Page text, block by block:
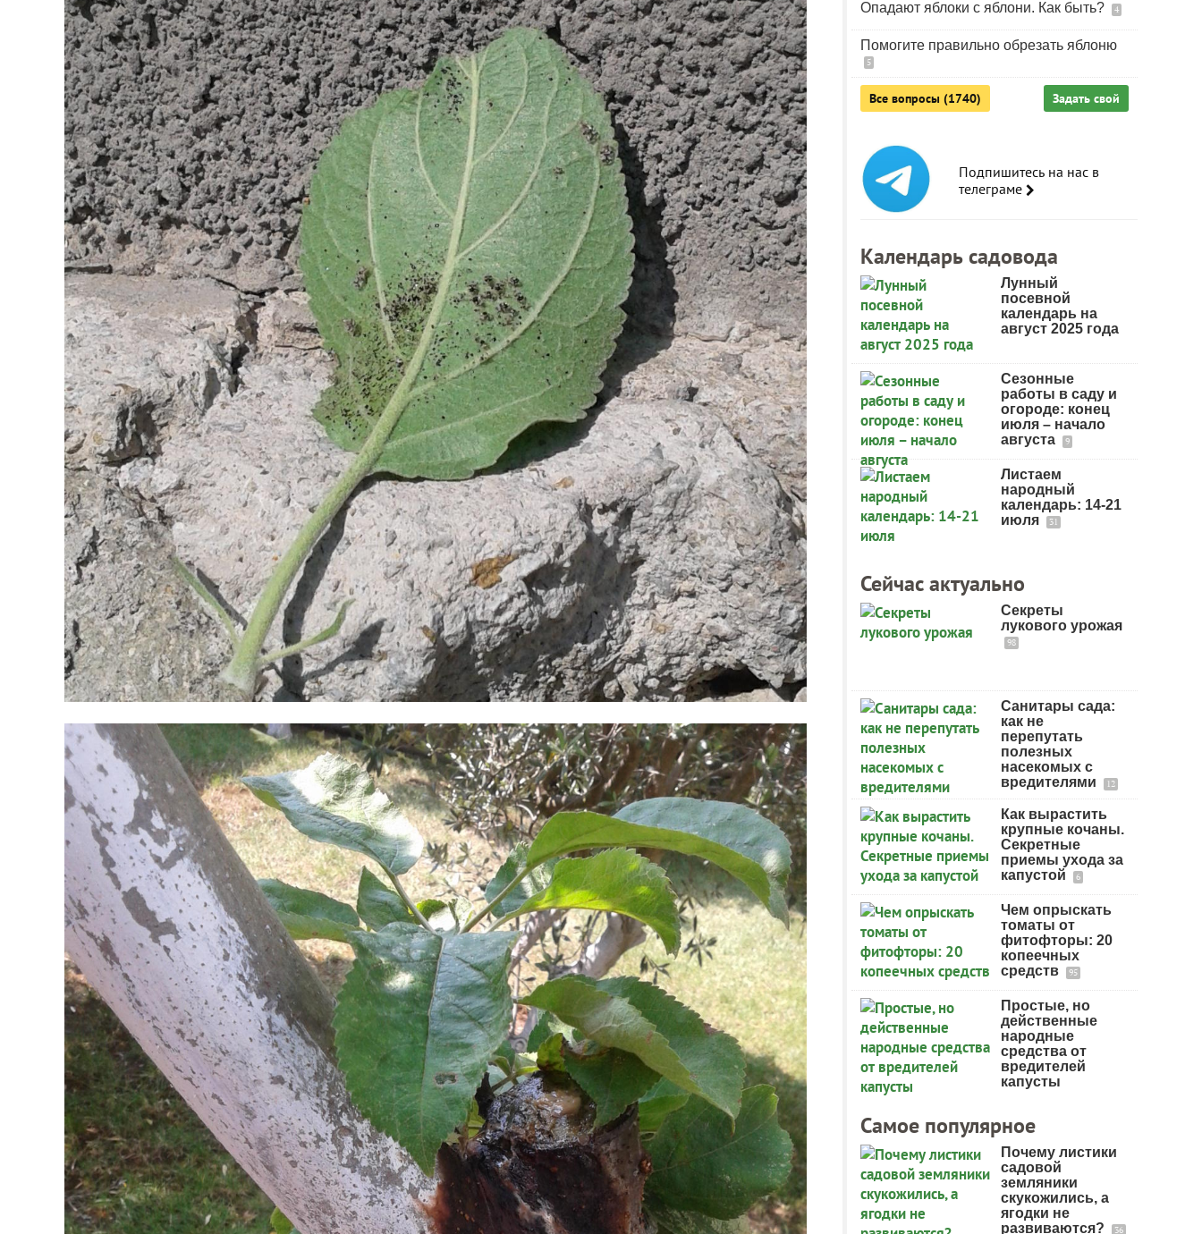
Опадают яблоки с яблони. Как быть? 4
Помогите правильно обрезать яблоню
5
Все вопросы (1740) Задать свой
Подпишитесь на нас в
телеграме
Календарь садовода
Лунный
посевной
календарь на
август 2025 года
Сезонные
работы в саду и
огороде: конец
июля – начало
августа
9
Листаем
народный
календарь: 14-21
июля
31
Сейчас актуально
Секреты
лукового урожая
98
Санитары сада:
как не
перепутать
полезных
насекомых с
вредителями
12
Как вырастить
крупные кочаны.
Секретные
приемы ухода за
капустой
6
Чем опрыскать
томаты от
фитофторы: 20
копеечных
средств
95
Простые, но
действенные
народные
средства от
вредителей
капусты
Самое популярное
Почему листики
садовой
земляники
скукожились, а
ягодки не
развиваются?
36